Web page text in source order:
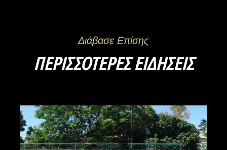
Διάβασε Επίσης
ΠΕΡΙΣΣΌΤΕΡΕΣ ΕΙΔΉΣΕΙΣ